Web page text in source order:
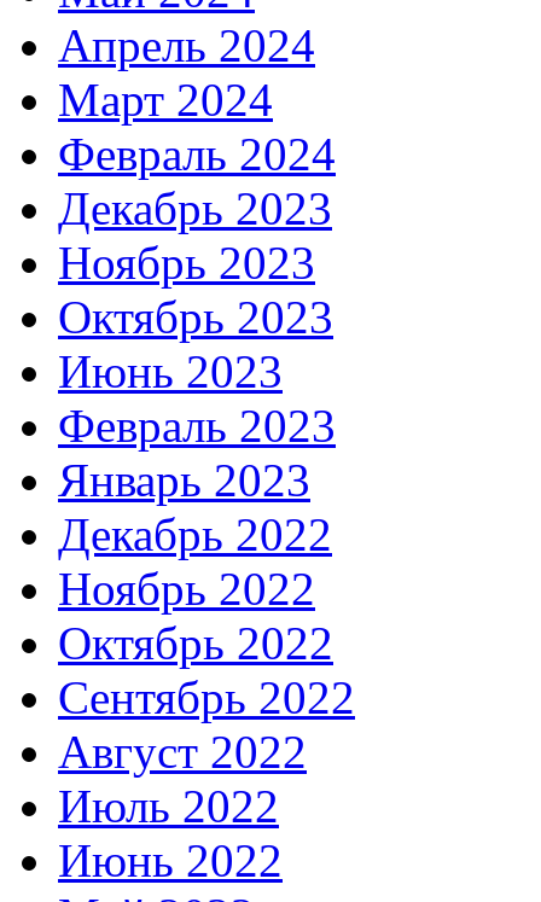
Апрель 2024
Март 2024
Февраль 2024
Декабрь 2023
Ноябрь 2023
Октябрь 2023
Июнь 2023
Февраль 2023
Январь 2023
Декабрь 2022
Ноябрь 2022
Октябрь 2022
Сентябрь 2022
Август 2022
Июль 2022
Июнь 2022